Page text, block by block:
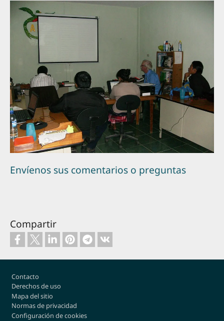
Envíenos sus comentarios o preguntas
Compartir
Contacto
Derechos de uso
Mapa del sitio
Normas de privacidad
Configuración de cookies